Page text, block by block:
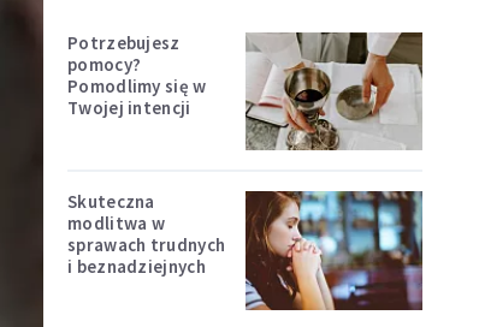
Potrzebujesz
pomocy?
Pomodlimy się w
Twojej intencji
Skuteczna
modlitwa w
sprawach trudnych
i beznadziejnych